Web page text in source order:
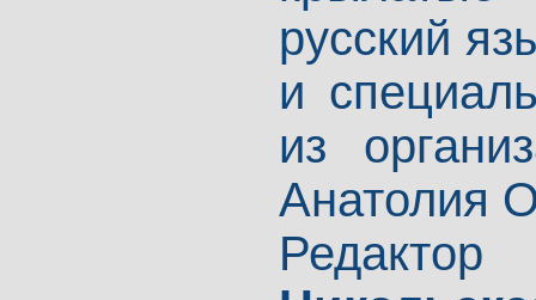
русский
и
из
Анатолия